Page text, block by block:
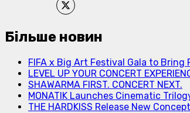
Більше новин
FIFA x Big Art Festival Gala to Bring
LEVEL UP YOUR CONCERT
SHAWARMA FIRST. CONCERT NEXT.
MONATIK Launches Cinematic
THE HARDKISS Release New